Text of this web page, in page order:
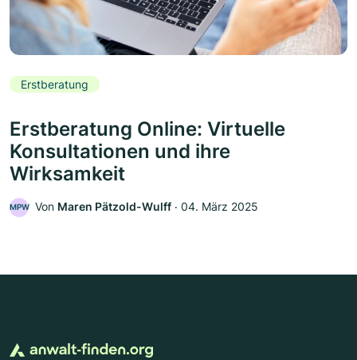
Erstberatung
Erstberatung Online: Virtuelle
Konsultationen und ihre
Wirksamkeit
MPW Von Maren Pätzold-Wulff ‧ 04. März 2025